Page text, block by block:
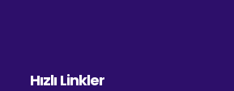
Hızlı Linkler